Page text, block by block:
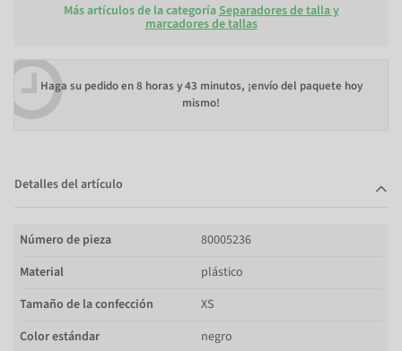
Más artículos de la categoríaSeparadores de talla y
marcadores de tallas
Haga su pedido en8 horas y 43 minutos, ¡envío del paquete hoy
mismo!
Detalles del artículo
Número de pieza
80005236
Material
plástico
Tamaño de la confección
XS
Color estándar
negro